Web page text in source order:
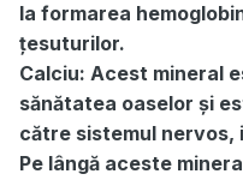
la formarea
țesuturilor.
Calciu: Acest mineral
sănătatea oaselor și
către sistemul nervos,
Pe lângă aceste